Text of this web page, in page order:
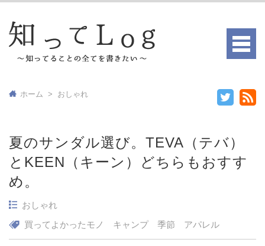
ホーム > おしゃれ
夏のサンダル選び。TEVA（テバ）
とKEEN（キーン）どちらもおすす
め。
おしゃれ
買ってよかったモノ
キャンプ 季節 アパレル